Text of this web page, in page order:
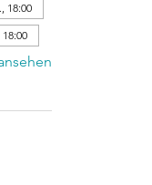
18:00